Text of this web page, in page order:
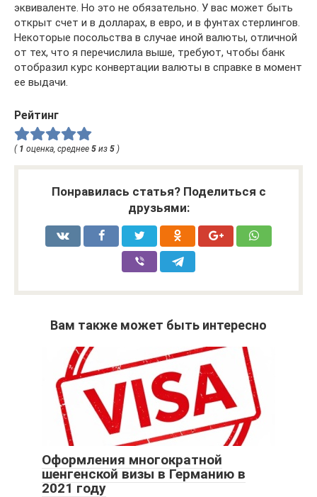
эквиваленте. Но это не обязательно. У вас может быть
открыт счет и в долларах, в евро, и в фунтах стерлингов.
Некоторые посольства в случае иной валюты, отличной
от тех, что я перечислила выше, требуют, чтобы банк
отобразил курс конвертации валюты в справке в момент
ее выдачи.
Рейтинг
( 1 оценка, среднее 5 из 5 )
Понравилась статья? Поделиться с
друзьями:
Вам также может быть интересно
Оформления многократной
шенгенской визы в Германию в
2021 году